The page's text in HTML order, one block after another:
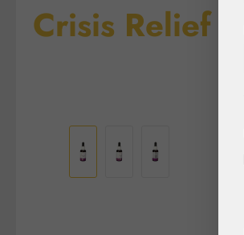
Crisis Relief